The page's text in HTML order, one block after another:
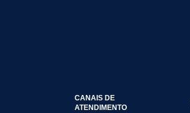
CANAIS DE
ATENDIMENTO